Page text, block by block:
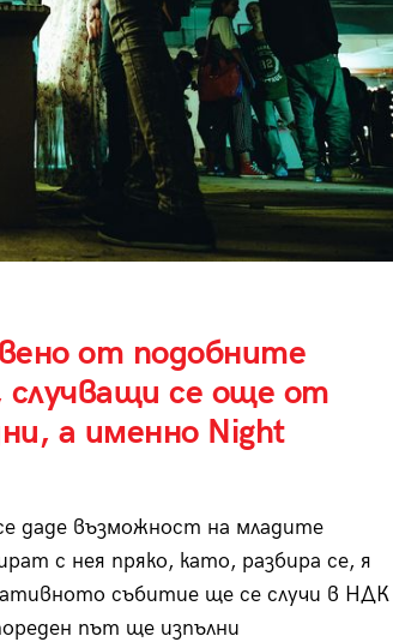
от подобните
случващи се още от
а именно Night
даде възможност на младите
с нея пряко, като, разбира се, я
събитие ще се случи в НДК
път ще изпълни